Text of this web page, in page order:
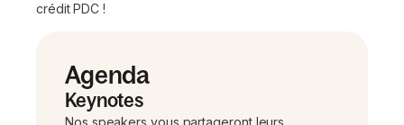
crédit PDC !
Agenda
Keynotes
Nos speakers vous partageront leurs